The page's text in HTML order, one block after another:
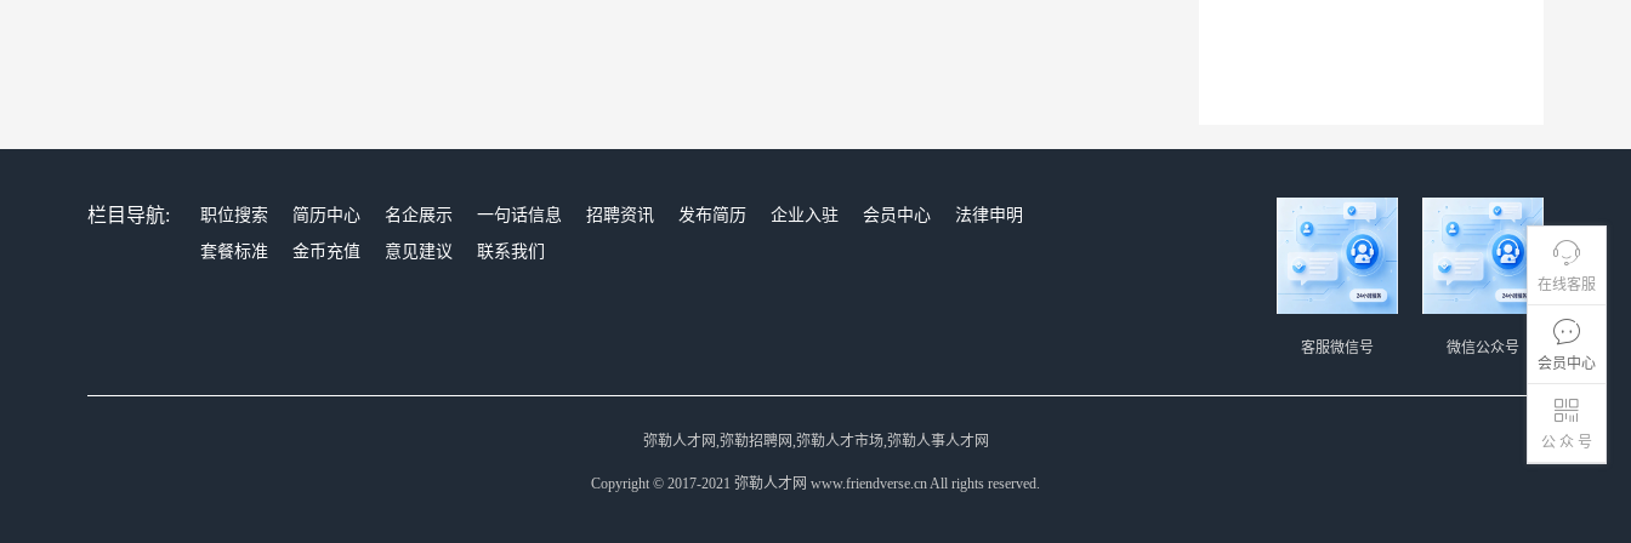
在线客服
会员中心
公 众 号
栏目导航: 职位搜索 简历中心 名企展示 一句话信息 招聘资讯 发布简历 企业入驻 会员中心
法律申明
套餐标准
金币充值 意见建议 联系我们
微信公众号
客服微信号
弥勒人才网,弥勒招聘网,弥勒人才市场,弥勒人事人才网
Copyright © 2017-2021 弥勒人才网 www.friendverse.cn All rights reserved.